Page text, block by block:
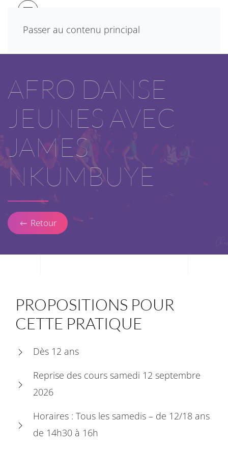
Passer au contenu principal
AFRO DANSE
JEUNES AVEC
JAMES
NKUMBUYE
Retour
PROPOSITIONS POUR
CETTE PRATIQUE
Dès 12 ans
Reprise des cours samedi 12 septembre
2026
Horaires : Tous les samedis – de 12/18 ans
de 14h30 à 16h